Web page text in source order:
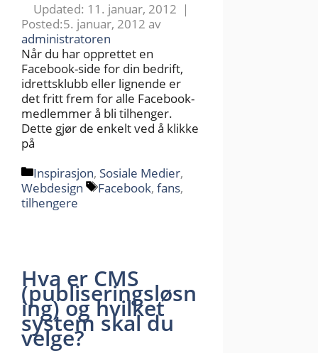
11. januar, 2012
5. januar, 2012 av
administratoren
Når du har opprettet en
Facebook-side for din bedrift,
idrettsklubb eller lignende er
det fritt frem for alle Facebook-
medlemmer å bli tilhenger.
Dette gjør de enkelt ved å klikke
på
Kategorier
Inspirasjon, Sosiale Medier,
Webdesign
Stikkord
Facebook, fans,
tilhengere
Hva er CMS
(publiseringsløsn
ing) og hvilket
system skal du
velge?